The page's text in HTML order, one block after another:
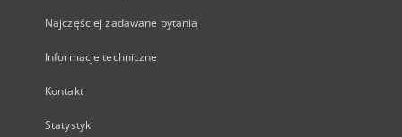
Najczęściej zadawane pytania
Informacje techniczne
Kontakt
Statystyki